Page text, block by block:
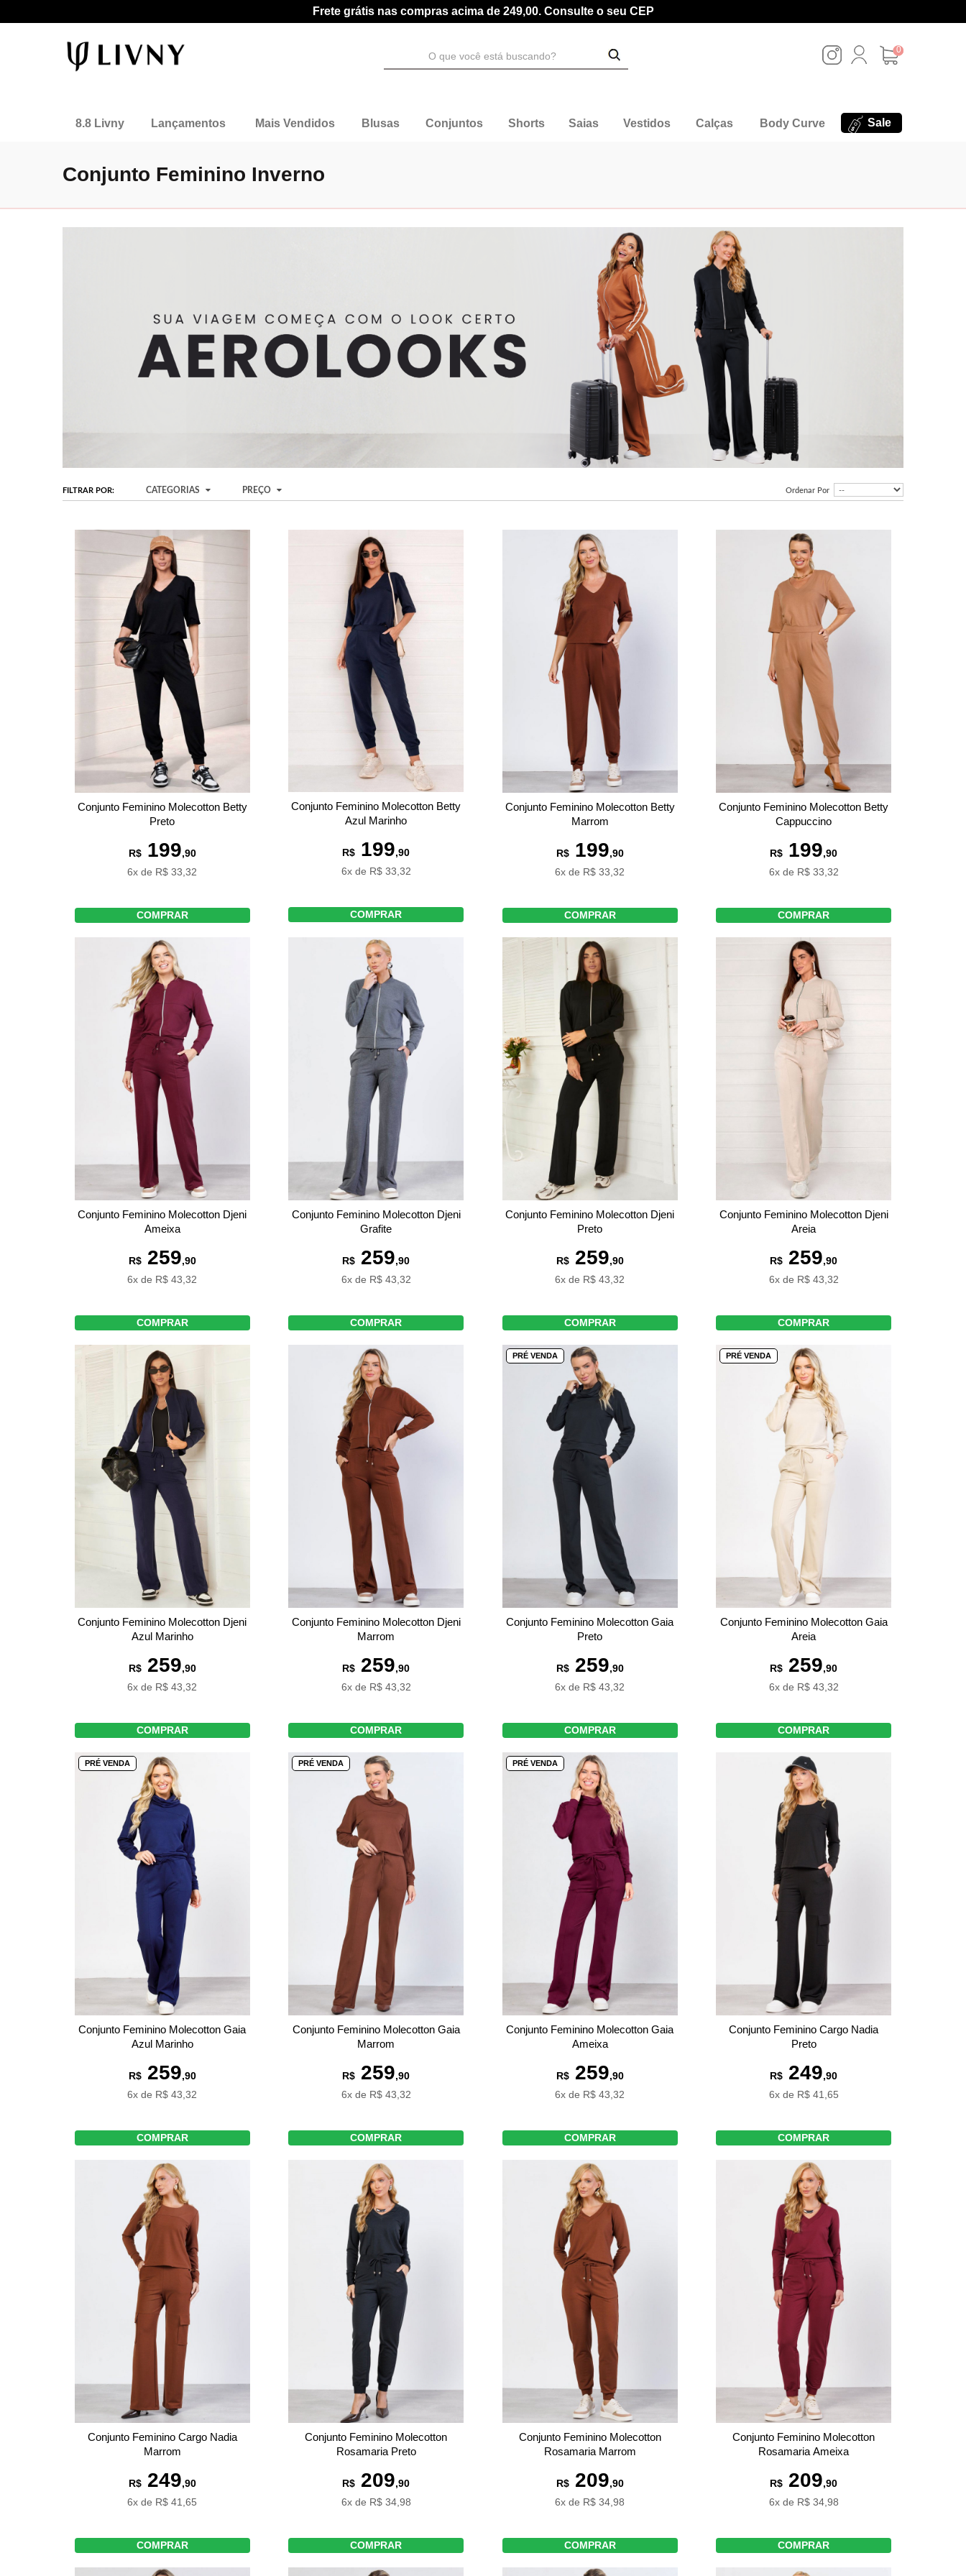
Frete grátis nas compras acima de 249,00. Consulte o seu CEP
0
8.8 Livny Lançamentos Mais Vendidos Blusas Conjuntos Shorts Saias Vestidos Calças Body Curve Sale
Conjunto Feminino Inverno
FILTRAR POR: CATEGORIAS PREÇO Ordenar Por
Conjunto Feminino Molecotton Betty
Preto
R$199,90
6x de R$ 33,32
COMPRAR
Conjunto Feminino Molecotton Betty
Azul Marinho
R$ 199,90
6x de R$ 33,32
COMPRAR
Conjunto Feminino Molecotton Betty
Marrom
R$199,90
6x de R$ 33,32
COMPRAR
Conjunto Feminino Molecotton Betty
Cappuccino
R$ 199,90
6x de R$ 33,32
COMPRAR
Conjunto Feminino Molecotton Djeni
Ameixa
R$259,90
6x de R$ 43,32
COMPRAR
Conjunto Feminino Molecotton Djeni
Grafite
R$ 259,90
6x de R$ 43,32
COMPRAR
Conjunto Feminino Molecotton Djeni
Preto
R$259,90
6x de R$ 43,32
COMPRAR
Conjunto Feminino Molecotton Djeni
Areia
R$ 259,90
6x de R$ 43,32
COMPRAR
Conjunto Feminino Molecotton Djeni
Azul Marinho
R$259,90
6x de R$ 43,32
COMPRAR
Conjunto Feminino Molecotton Djeni
Marrom
R$ 259,90
6x de R$ 43,32
COMPRAR
PRÉ VENDA
Conjunto Feminino Molecotton Gaia
Preto
R$259,90
6x de R$ 43,32
COMPRAR
PRÉ VENDA
Conjunto Feminino Molecotton Gaia
Areia
R$ 259,90
6x de R$ 43,32
COMPRAR
PRÉ VENDA
Conjunto Feminino Molecotton Gaia
Azul Marinho
R$259,90
6x de R$ 43,32
COMPRAR
PRÉ VENDA
Conjunto Feminino Molecotton Gaia
Marrom
R$ 259,90
6x de R$ 43,32
COMPRAR
PRÉ VENDA
Conjunto Feminino Molecotton Gaia
Ameixa
R$259,90
6x de R$ 43,32
COMPRAR
Conjunto Feminino Cargo Nadia
Preto
R$ 249,90
6x de R$ 41,65
COMPRAR
Conjunto Feminino Cargo Nadia
Marrom
R$249,90
6x de R$ 41,65
COMPRAR
Conjunto Feminino Molecotton
Rosamaria Preto
R$ 209,90
6x de R$ 34,98
COMPRAR
Conjunto Feminino Molecotton
Rosamaria Marrom
R$209,90
6x de R$ 34,98
COMPRAR
Conjunto Feminino Molecotton
Rosamaria Ameixa
R$ 209,90
6x de R$ 34,98
COMPRAR